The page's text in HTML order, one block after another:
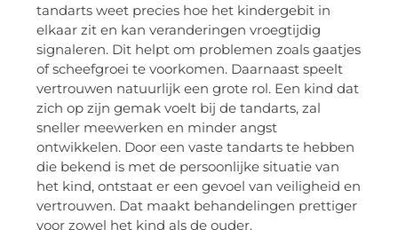
tandarts weet precies hoe het kindergebit in
elkaar zit en kan veranderingen vroegtijdig
signaleren. Dit helpt om problemen zoals gaatjes
of scheefgroei te voorkomen. Daarnaast speelt
vertrouwen natuurlijk een grote rol. Een kind dat
zich op zijn gemak voelt bij de tandarts, zal
sneller meewerken en minder angst
ontwikkelen. Door een vaste tandarts te hebben
die bekend is met de persoonlijke situatie van
het kind, ontstaat er een gevoel van veiligheid en
vertrouwen. Dat maakt behandelingen prettiger
voor zowel het kind als de ouder.